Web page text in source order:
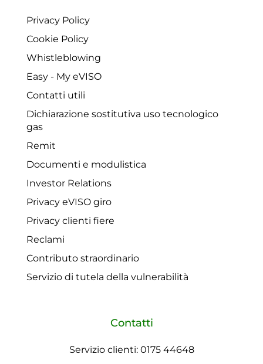
Privacy Policy
Cookie Policy
Whistleblowing
Easy - My eVISO
Contatti utili
Dichiarazione sostitutiva uso tecnologico
gas
Remit
Documenti e modulistica
Investor Relations
Privacy eVISO giro
Privacy clienti fiere
Reclami
Contributo straordinario
Servizio di tutela della vulnerabilità
Contatti
Servizio clienti: 0175 44648